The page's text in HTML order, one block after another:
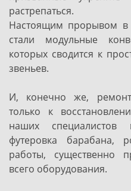
растрепаться.
Настоящим прорывом в
стали модульные
которых сводится к
звеньев.
И, конечно же,
только к
наших
футеровка барабана,
работы, существенно
всего оборудования.